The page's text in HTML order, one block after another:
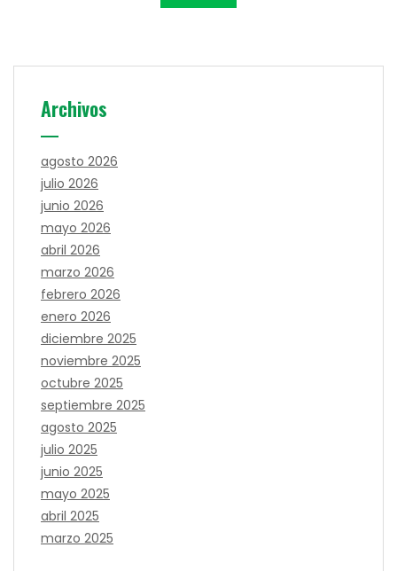
Archivos
agosto 2026
julio 2026
junio 2026
mayo 2026
abril 2026
marzo 2026
febrero 2026
enero 2026
diciembre 2025
noviembre 2025
octubre 2025
septiembre 2025
agosto 2025
julio 2025
junio 2025
mayo 2025
abril 2025
marzo 2025